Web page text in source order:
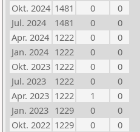
Okt. 2024 1481 0
0
Jul. 2024
1481 0
0
Apr. 2024 1222 0
0
Jan. 2024 1222 0
0
Okt. 2023 1222 0
0
Jul. 2023
1222 0
0
Apr. 2023 1222 1
0
Jan. 2023 1229 0
0
Okt. 2022 1229 0
0